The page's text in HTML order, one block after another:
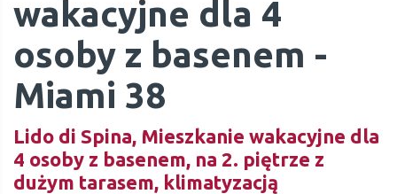
wakacyjne dla 4
osoby z basenem -
Miami 38
Lido di Spina, Mieszkanie wakacyjne dla
4 osoby z basenem, na 2. piętrze z
dużym tarasem, klimatyzacją